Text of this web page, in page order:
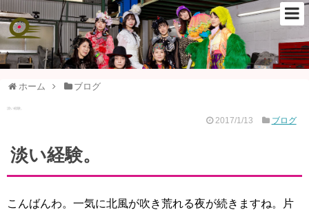
ホーム ブログ
淡い経験。
2017/1/13 ブログ
淡い経験。
こんばんわ。一気に北風が吹き荒れる夜が続きますね。片